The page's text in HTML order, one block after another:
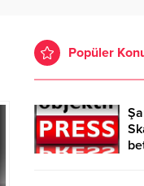
Popüler